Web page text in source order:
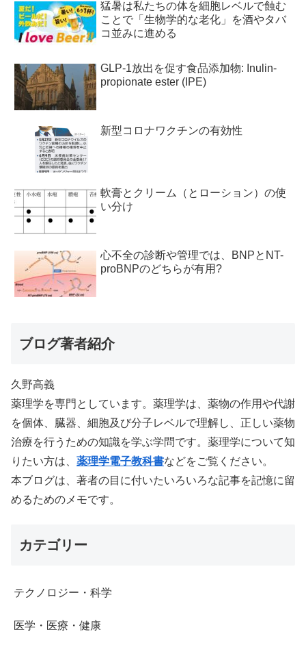
猛暑は私たちの体を細胞レベルで蝕む
ことで「生物学的な老化」を酒やタバ
コ並みに進める
GLP-1放出を促す食品添加物: Inulin-
propionate ester (IPE)
新型コロナワクチンの有効性
軟膏とクリーム（とローション）の使
い分け
心不全の診断や管理では、BNPとNT-
proBNPのどちらが有用?
ブログ著者紹介
久野高義
薬理学を専門としています。薬理学は、薬物の作用や代謝
を個体、臓器、細胞及び分子レベルで理解し、正しい薬物
治療を行うための知識を学ぶ学問です。薬理学について知
りたい方は、 薬理学電子教科書などをご覧ください。
本ブログは、著者の目に付いたいろいろな記事を記憶に留
めるためのメモです。
カテゴリー
テクノロジー・科学
医学・医療・健康